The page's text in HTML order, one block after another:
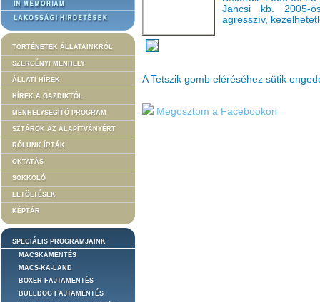
TÖRTÉNETEK ÁLLATAINKRÓL
SZERGÉNYI MENHELY
ÁLLATI HÍREK
HÍREK A GAZDIKTÓL
MENHELYSEGÍTŐ PROGRAM
SZTÁROK AZ ALAPÍTVÁNYÉRT
RÓLUNK ÍRTÁK
OKTATÁS
SOKKOLÓ
LETÖLTÉSEK
KÉPTÁR
SPECIÁLIS PROGRAMJAINK
MACSKAMENTÉS
MACS-KA-LAND
BOXER FAJTAMENTÉS
BULLDOG FAJTAMENTÉS
Jancsi kb. 2005-
agresszív,
A Tetszik gomb eléréséhez sütik
Megosztom a Facebookon